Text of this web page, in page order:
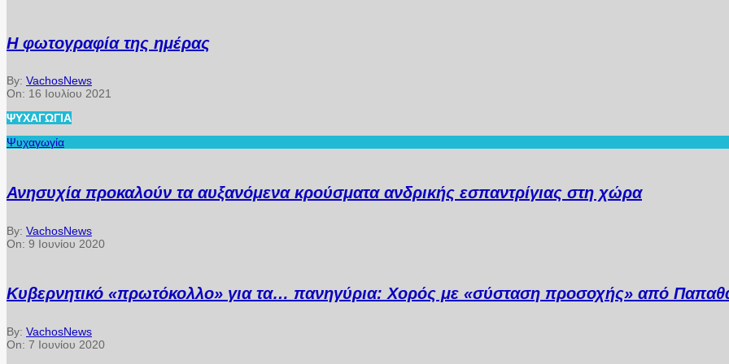
Η φωτογραφία της ημέρας
By: VachosNews
On: 16 Ιουλίου 2021
ΨΥΧΑΓΩΓΊΑ
Ψυχαγωγία
Ανησυχία προκαλούν τα αυξανόμενα κρούσματα ανδρικής εσπαντρίγιας στη χώρα
By: VachosNews
On: 9 Ιουνίου 2020
Κυβερνητικό «πρωτόκολλο» για τα… πανηγύρια: Χορός με «σύσταση προσοχής» από
By: VachosNews
On: 7 Ιουνίου 2020